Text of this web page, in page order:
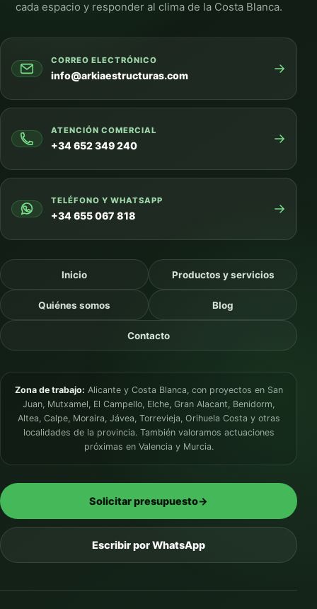
cada espacio y responder al clima de la Costa Blanca.
CORREO ELECTRÓNICO
info@arkiaestructuras.com →
ATENCIÓN COMERCIAL
+34 652 349 240 →
TELÉFONO Y WHATSAPP
+34 655 067 818 →
Inicio Productos y servicios
Quiénes somos Blog
Contacto
Zona de trabajo: Alicante y Costa Blanca, con proyectos en San
Juan, Mutxamel, El Campello, Elche, Gran Alacant, Benidorm,
Altea, Calpe, Moraira, Jávea, Torrevieja, Orihuela Costa y otras
localidades de la provincia. También valoramos actuaciones
próximas en Valencia y Murcia.
Solicitar presupuesto→
Escribir por WhatsApp